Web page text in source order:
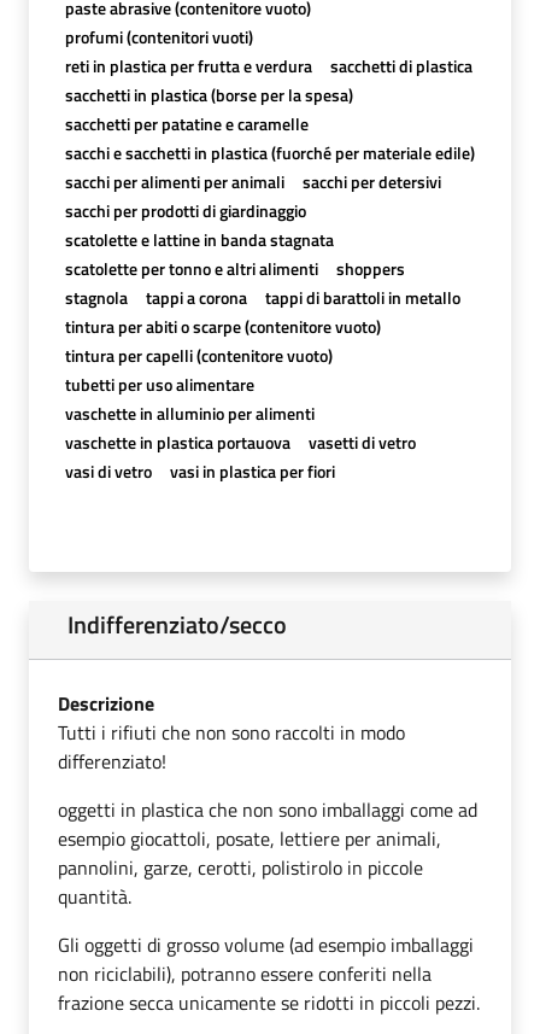
paste abrasive (contenitore vuoto)
profumi (contenitori vuoti)
reti in plastica per frutta e verdura
sacchetti di plastica
sacchetti in plastica (borse per la spesa)
sacchetti per patatine e caramelle
sacchi e sacchetti in plastica (fuorché per materiale edile)
sacchi per alimenti per animali
sacchi per detersivi
sacchi per prodotti di giardinaggio
scatolette e lattine in banda stagnata
scatolette per tonno e altri alimenti
shoppers
stagnola
tappi a corona
tappi di barattoli in metallo
tintura per abiti o scarpe (contenitore vuoto)
tintura per capelli (contenitore vuoto)
tubetti per uso alimentare
vaschette in alluminio per alimenti
vaschette in plastica portauova
vasetti di vetro
vasi di vetro
vasi in plastica per fiori
Indifferenziato/secco
Descrizione
Tutti i rifiuti che non sono raccolti in modo
differenziato!
oggetti in plastica che non sono imballaggi come ad
esempio giocattoli, posate, lettiere per animali,
pannolini, garze, cerotti, polistirolo in piccole
quantità.
Gli oggetti di grosso volume (ad esempio imballaggi
non riciclabili), potranno essere conferiti nella
frazione secca unicamente se ridotti in piccoli pezzi.